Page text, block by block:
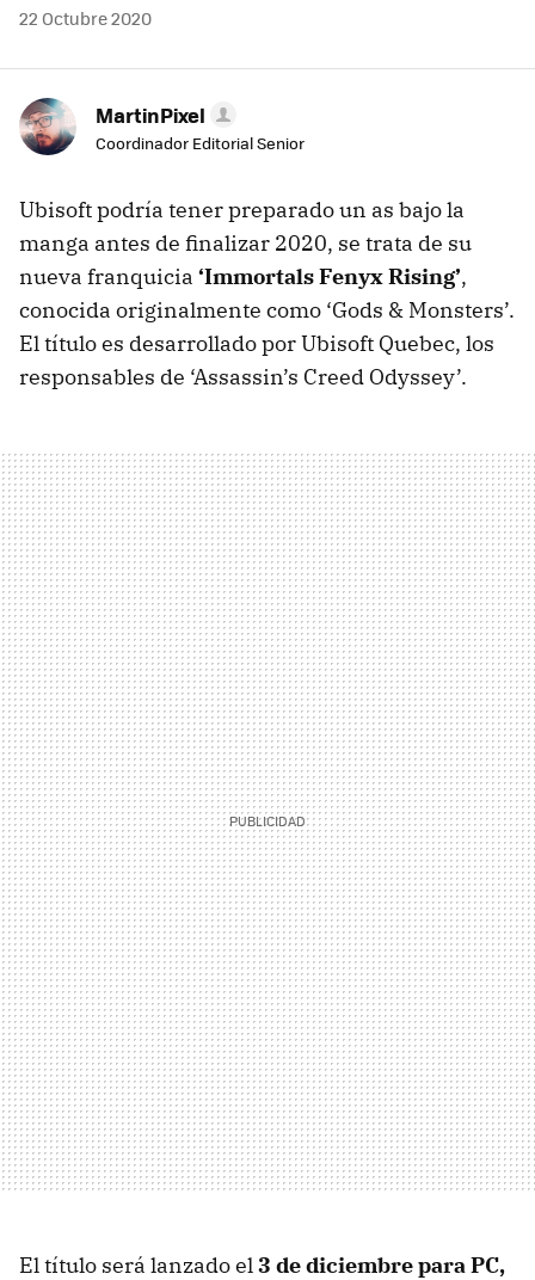
22 Octubre 2020
MartinPixel
Coordinador Editorial Senior
Ubisoft podría tener preparado un as bajo la
manga antes de finalizar 2020, se trata de su
nueva franquicia ‘Immortals Fenyx Rising’,
conocida originalmente como ‘Gods & Monsters’.
El título es desarrollado por Ubisoft Quebec, los
responsables de ‘Assassin’s Creed Odyssey’.
El título será lanzado el3 de diciembre para PC,